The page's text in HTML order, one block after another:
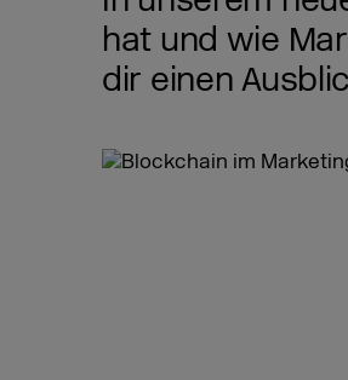
hat und wie
dir einen